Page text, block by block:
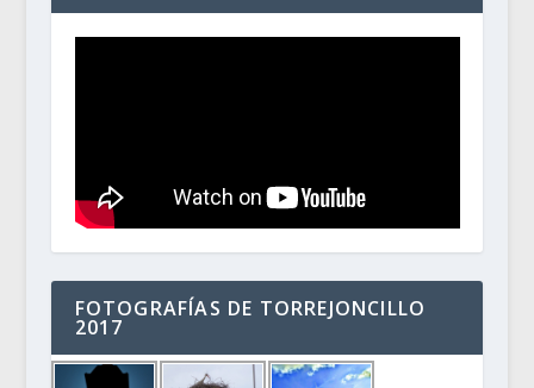
FOTOGRAFÍAS DE TORREJONCILLO
2017